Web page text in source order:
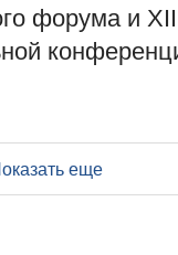
форума и
еще